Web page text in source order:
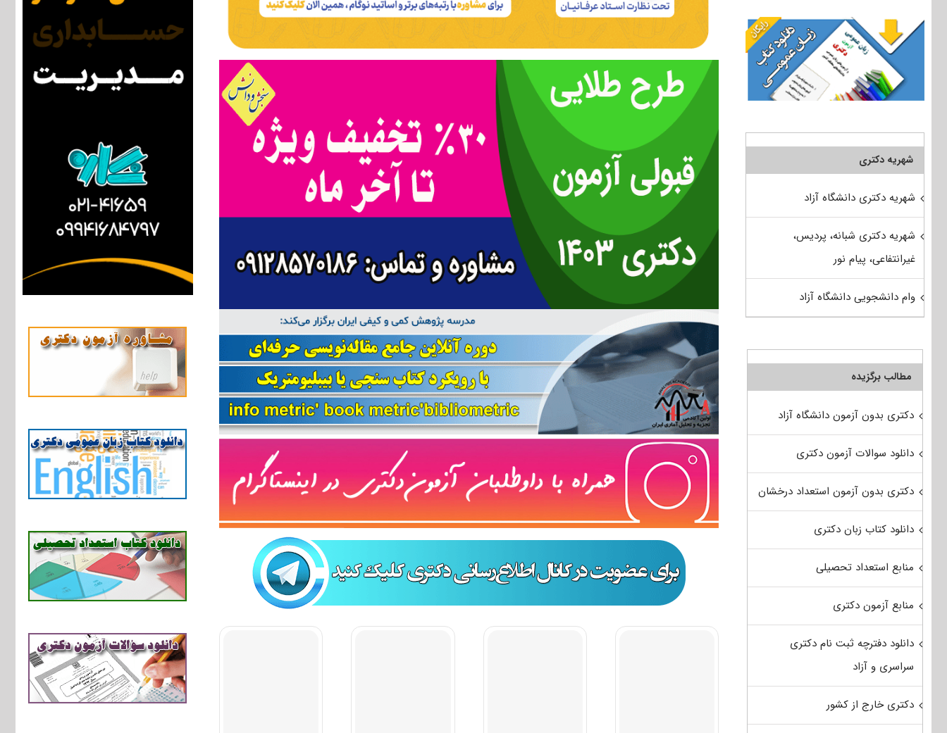
شهریه دکتری
شهریه دکتری دانشگاه آزاد
شهریه دکتری شبانه، پردیس،
غیرانتفاعی، پیام نور
وام دانشجویی دانشگاه آزاد
مطالب برگزیده
دکتری بدون آزمون دانشگاه آزاد
دانلود سوالات آزمون دکتری
دکتری بدون آزمون استعداد درخشان
دانلود کتاب زبان دکتری
منابع استعداد تحصیلی
منابع آزمون دکتری
دانلود دفترچه ثبت نام دکتری
سراسری و آزاد
دکتری خارج از کشور